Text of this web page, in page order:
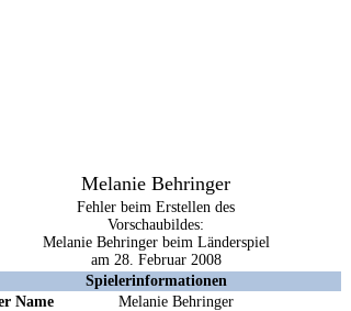
Melanie Behringer
Fehler beim Erstellen des
Vorschaubildes:
Melanie Behringer beim Länderspiel
am 28. Februar 2008
Spielerinformationen
Name
Melanie Behringer